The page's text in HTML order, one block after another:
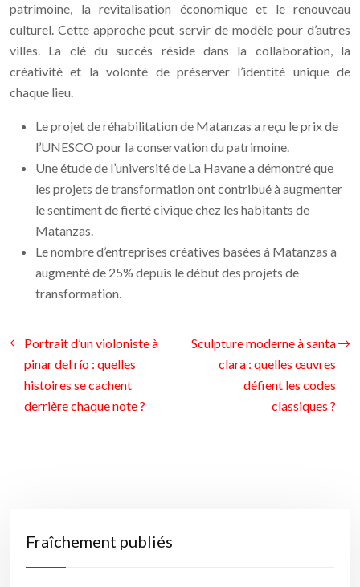
patrimoine, la revitalisation économique et le renouveau
culturel. Cette approche peut servir de modèle pour d’autres
villes. La clé du succès réside dans la collaboration, la
créativité et la volonté de préserver l’identité unique de
chaque lieu.
Le projet de réhabilitation de Matanzas a reçu le prix de
l’UNESCO pour la conservation du patrimoine.
Une étude de l’université de La Havane a démontré que
les projets de transformation ont contribué à augmenter
le sentiment de fierté civique chez les habitants de
Matanzas.
Le nombre d’entreprises créatives basées à Matanzas a
augmenté de 25% depuis le début des projets de
transformation.
Portrait d’un violoniste à
pinar del río : quelles
histoires se cachent
derrière chaque note ?
Sculpture moderne à santa
clara : quelles œuvres
défient les codes
classiques ?
Fraîchement publiés